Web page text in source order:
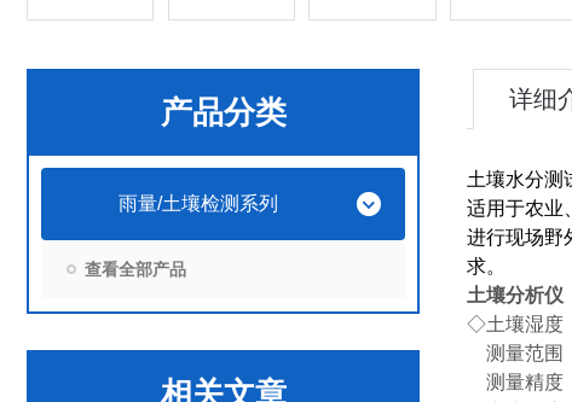
产品分类
雨量/土壤检测系列
查看全部产品
相关文章
详细
土壤水分测
适用于农业
进行现场野
求。
土壤分析仪
◇土壤湿度
测量范围
测量精度